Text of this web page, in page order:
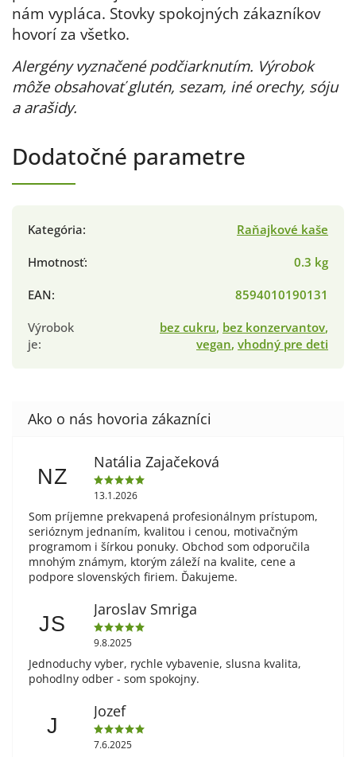
nám vypláca. Stovky spokojných zákazníkov
hovorí za všetko.
Alergény vyznačené podčiarknutím. Výrobok
môže obsahovať glutén, sezam, iné orechy, sóju
a arašidy.
Dodatočné parametre
Kategória:
Raňajkové kaše
Hmotnosť:
0.3 kg
EAN:
8594010190131
Výrobok
je:
bez cukru, bez konzervantov,
vegan, vhodný pre deti
NZ
Natália Zajačeková
13.1.2026
Som príjemne prekvapená profesionálnym prístupom,
serióznym jednaním, kvalitou i cenou, motivačným
programom i šírkou ponuky. Obchod som odporučila
mnohým známym, ktorým záleží na kvalite, cene a
podpore slovenských firiem. Ďakujeme.
JS
Jaroslav Smriga
9.8.2025
Jednoduchy vyber, rychle vybavenie, slusna kvalita,
pohodlny odber - som spokojny.
J
Jozef
7.6.2025